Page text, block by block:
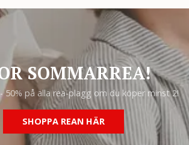
SOMMARREA!
- 50% på alla rea-plagg om du köper minst 2!
SHOPPA REAN HÄR